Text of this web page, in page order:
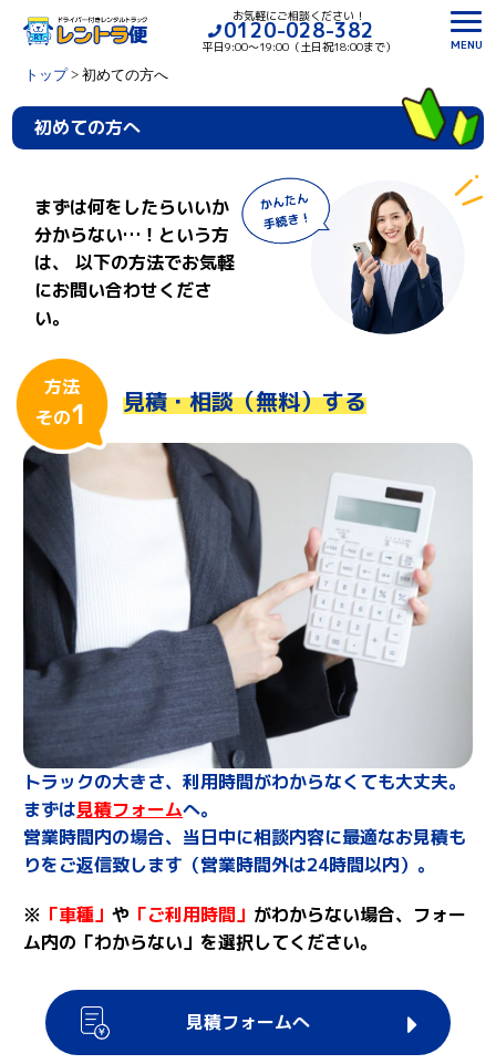
お気軽にご相談ください！
0120-028-382
平日9:00〜19:00（土日祝18:00まで）
MENU
トップ> 初めての方へ
初めての方へ
まずは何をしたらいいか
分からない…！という方
は、
以下の方法でお気軽
にお問い合わせくださ
い。
方法
その1 見積・相談（無料）する
トラックの大きさ、利用時間がわからなくても大丈夫。
まずは見積フォームへ。
営業時間内の場合、当日中に相談内容に最適なお見積も
りをご返信致します（営業時間外は24時間以内）。
※ 「車種」や 「ご利用時間」 がわからない場合、フォー
ム内の「わからない」を選択してください。
見積フォームへ